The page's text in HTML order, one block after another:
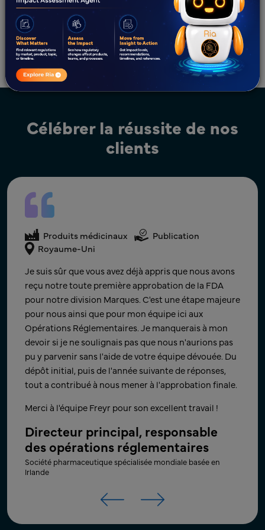
Assurer le suivi auprès des agences de
réglementation pour l'approbation de la MAA.
Célébrer la réussite de nos
clients
Produits médicinaux
Affaires réglementaires
Nous avons bien reçu l'accusé de réception de
l'ANDA ! Nous vous remercions sincèrement pour
votre travail acharné, votre patience et votre soutien
au cours des derniers mois. Nous sommes ravis
d'avoir pu respecter les délais et d'atteindre un
objectif d'entreprise important pour notre jeune
société. ​
Merci encore, et nous sommes impatients de
travailler avec votre équipe sur le prochain projet !
Directeur principal du
développement commercial et de
produits​
Principale société pharmaceutique innovatrice basée aux US​
Produits médicinaux
Affaires réglementaires
Merci pour votre soutien rapide durant le week-end,
ce qui nous a permis de soumettre à nouveau
rapidement après avoir été informés. Cela démontre
continuellement l'engagement de Freyr envers les
objectifs de notre entreprise.
Directeur - Affaires réglementaires
mondiales – Opérations
Principale entreprise mondiale de produits pharmaceutiques
génériques basée en Inde
Produits médicinaux
Publication
Royaume-Uni
Je suis sûr que vous avez déjà appris que nous avons
reçu notre toute première approbation de la FDA
pour notre division Marques. C'est une étape majeure
pour nous ainsi que pour mon équipe ici aux
Opérations Réglementaires. Je manquerais à mon
devoir si je ne soulignais pas que nous n'aurions pas
pu y parvenir sans l'aide de votre équipe dévouée. Du
dépôt initial, puis de l'année suivante de réponses,
tout a contribué à nous mener à l'approbation finale.
Merci à l'équipe Freyr pour son excellent travail !
Directeur principal, responsable
des opérations réglementaires
Société pharmaceutique spécialisée mondiale basée en
Irlande